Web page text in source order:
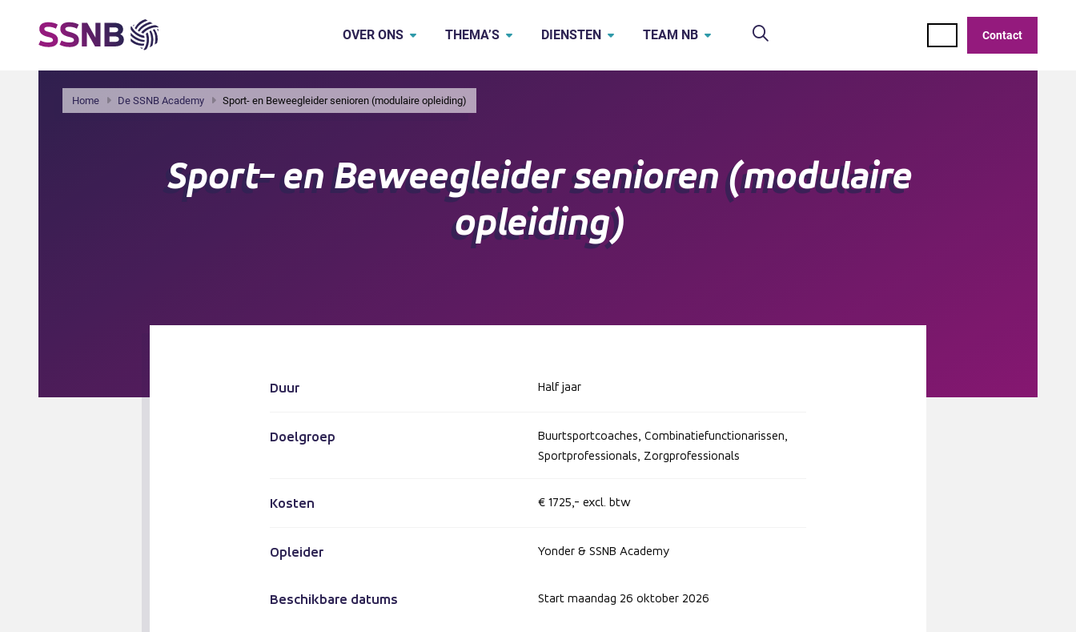
OVER ONS THEMA’S DIENSTEN TEAM NB Contact
Home De SSNB Academy Sport- en Beweegleider senioren (modulaire opleiding)
Sport- en Beweegleider senioren (modulaire
opleiding)
Duur Half jaar
Doelgroep
Buurtsportcoaches, Combinatiefunctionarissen,
Sportprofessionals, Zorgprofessionals
Kosten € 1725,- excl. btw
Opleider Yonder & SSNB Academy
Beschikbare datums Start maandag 26 oktober 2026